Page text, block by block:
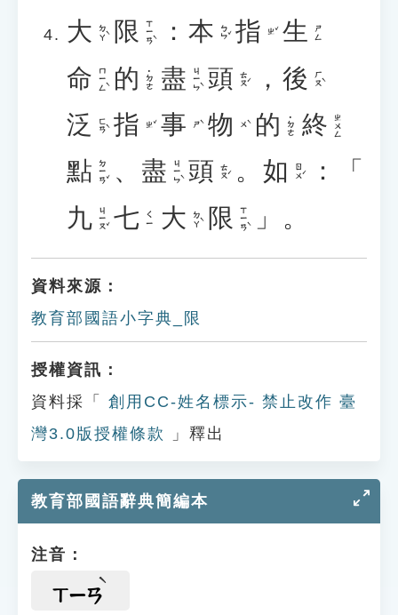
大 ㄉㄚˋ 限 ㄒㄧㄢˋ ： 本 ㄅㄣˇ 指 ㄓˇ 生 ㄕㄥ
命 ㄇㄧㄥˋ 的 ˙ㄉㄜ 盡 ㄐㄧㄣˋ 頭 ㄊㄡˊ ， 後 ㄏㄡˋ
泛 ㄈㄢˋ 指 ㄓˇ 事 ㄕˋ 物 ㄨˋ 的 ˙ㄉㄜ 終 ㄓㄨㄥ
點 ㄉㄧㄢˇ 、 盡 ㄐㄧㄣˋ 頭 ㄊㄡˊ 。 如 ㄖㄨˊ
：「
九 ㄐㄧㄡˇ 七 ㄑㄧ 大 ㄉㄚˋ 限 ㄒㄧㄢˋ 」。
資料來源：
教育部國語小字典_限
授權資訊：
資料採「
創用CC-姓名標示- 禁止改作 臺
灣3.0版授權條款
」釋出
教育部國語辭典簡編本
注音：
ㄒㄧㄢ